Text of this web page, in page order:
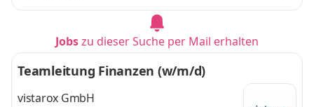
Jobszu dieser Suche per Mail erhalten
Teamleitung Finanzen (w/m/d)
vistarox GmbH